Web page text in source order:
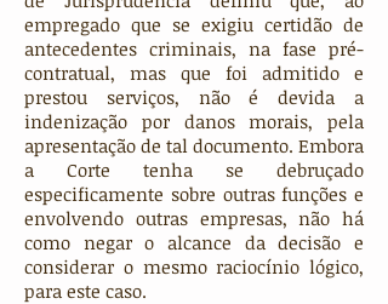
empregado que se exigiu certidão de
antecedentes criminais, na fase pré-
contratual, mas que foi admitido e
prestou serviços, não é devida a
indenização por danos morais, pela
apresentação de tal documento. Embora
a Corte tenha se debruçado
especificamente sobre outras funções e
envolvendo outras empresas, não há
como negar o alcance da decisão e
considerar o mesmo raciocínio lógico,
para este caso.